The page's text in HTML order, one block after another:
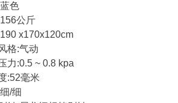
色
公斤
x170x120cm
格:气动
力:0.5 ~ 0.8 kpa
:52毫米
/细